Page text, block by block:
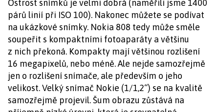
Ostrost snímků je velmi dobrá (naměřili jsme 1400
párů linií při ISO 100). Nakonec můžete se podívat
na ukázkové snímky. Nokia 808 tedy může směle
soupeřit s kompaktními fotoaparáty a většinu
z nich překoná. Kompakty mají většinou rozlišení
16 megapixelů, nebo méně. Ale nejde samozřejmě
jen o rozlišení snímače, ale především o jeho
velikost. Velký snímač Nokie (1/1,2“) se na kvalitě
samozřejmě projevil. Šum obrazu zůstává na